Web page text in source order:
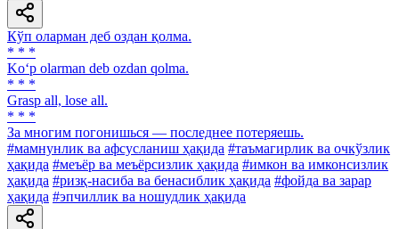
Кўп оларман деб оздан қолма.
* * *
Ko‘p olarman deb ozdan qolma.
* * *
Grasp all, lose all.
* * *
За многим погонишься — последнее потеряешь.
#мамнунлик ва афсусланиш ҳақида #таъмагирлик ва очкўзлик
ҳақида #меъёр ва меъёрсизлик ҳақида #имкон ва имконсизлик
ҳақида #ризқ-насиба ва бенасиблик ҳақида #фойда ва зарар
ҳақида #эпчиллик ва ношудлик ҳақида